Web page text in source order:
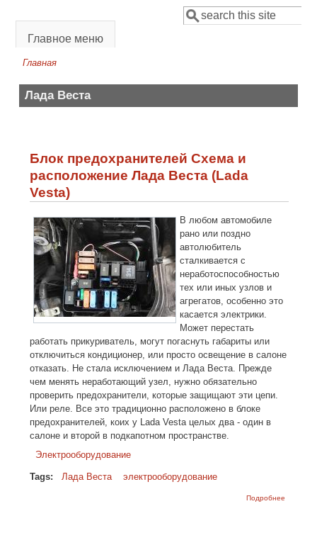
Форма поиска
Поиск
Главное меню
Главная
Лада Веста
Блок предохранителей Схема и
расположение Лада Веста (Lada
Vesta)
В любом автомобиле
рано или поздно
автолюбитель
сталкивается с
неработоспособностью
тех или иных узлов и
агрегатов, особенно это
касается электрики.
Может перестать
работать прикуриватель, могут погаснуть габариты или
отключиться кондиционер, или просто освещение в салоне
отказать. Не стала исключением и Лада Веста. Прежде
чем менять неработающий узел, нужно обязательно
проверить предохранители, которые защищают эти цепи.
Или реле. Все это традиционно расположено в блоке
предохранителей, коих у Lada Vesta целых два - один в
салоне и второй в подкапотном пространстве.
Электрооборудование
Tags: Лада Веста электрооборудование
Подробнее